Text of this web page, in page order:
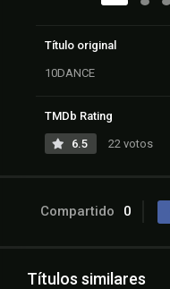
Título original
10DANCE
TMDb Rating
6.5 22 votos
Compartido 0
Títulos similares